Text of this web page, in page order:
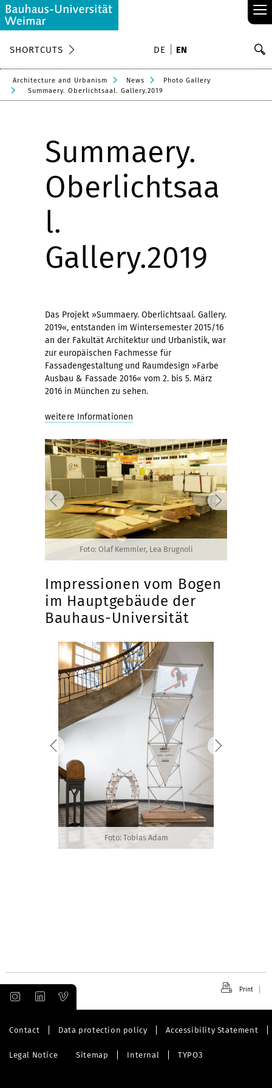
≡
SHORTCUTS DE EN
Architecture and Urbanism News
Photo Gallery
Summaery. Oberlichtsaal. Gallery.2019
Summaery.
Oberlichtsaa
l.
Gallery.2019
Das Projekt »Summaery. Oberlichtsaal. Gallery.
2019«, entstanden im Wintersemester 2015/16
an der Fakultät Architektur und Urbanistik, war
zur europäischen Fachmesse für
Fassadengestaltung und Raumdesign »Farbe
Ausbau & Fassade 2016« vom 2. bis 5. März
2016 in München zu sehen.
weitere Informationen
Foto: Olaf Kemmler, Lea Brugnoli
Impressionen vom Bogen
im Hauptgebäude der
Bauhaus-Universität
Foto: Tobias Adam
Print
Contact Data protection policy Accessibility Statement
Legal Notice Sitemap Internal TYPO3